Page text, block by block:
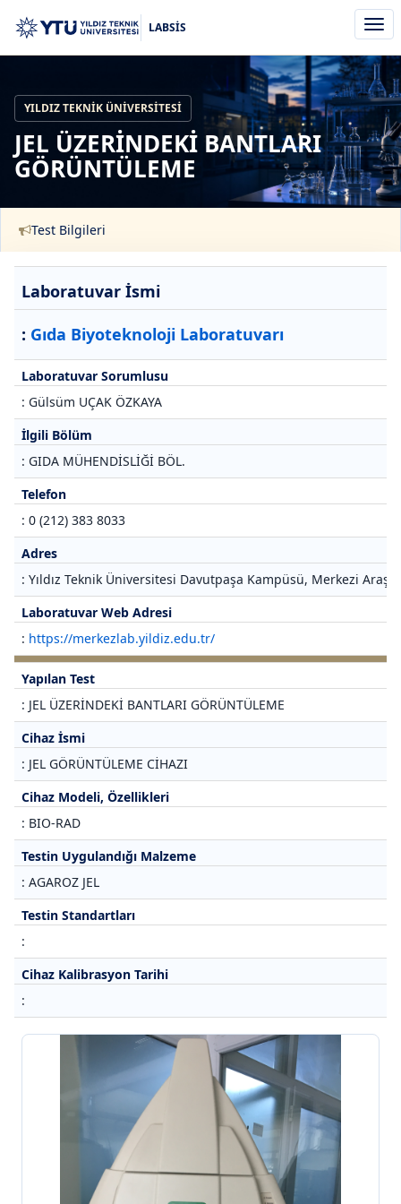
aç/
LABSİS
YILDIZ TEKNIK ÜNIVERSITESI
JEL ÜZERİNDEKİ BANTLARI
GÖRÜNTÜLEME
Test Bilgileri
Laboratuvar İsmi
: Gıda Biyoteknoloji Laboratuvarı
Laboratuvar Sorumlusu
: Gülsüm UÇAK ÖZKAYA
İlgili Bölüm
: GIDA MÜHENDİSLİĞİ BÖL.
Telefon
: 0 (212) 383 8033
Adres
: Yıldız Teknik Üniversitesi Davutpaşa Kampüsü, Merkezi
Laboratuvar Web Adresi
: https://merkezlab.yildiz.edu.tr/
Yapılan Test
: JEL ÜZERİNDEKİ BANTLARI GÖRÜNTÜLEME
Cihaz İsmi
: JEL GÖRÜNTÜLEME CİHAZI
Cihaz Modeli, Özellikleri
: BIO-RAD
Testin Uygulandığı Malzeme
: AGAROZ JEL
Testin Standartları
:
Cihaz Kalibrasyon Tarihi
: